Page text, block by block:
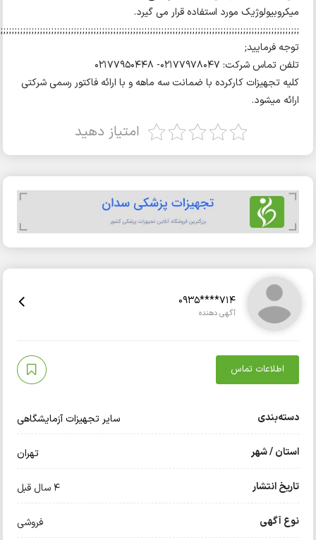
مورد استفاده قرار می گیرد.
فرمایید;
شرکت: ۰۲۱۷۷۹۷۸۰۴۷- ۰۲۱۷۷۹۵۰۴۴۸
تجهیزات کارکرده با ضمانت سه ماهه و با ارائه فاکتور رسمی شرکتی
میشود.
امتیاز دهید
0935****714
آگهی دهنده
اطلاعات تماس
سایر تجهیزات آزمایشگاهی
/ شهر
انتشار
آگهی